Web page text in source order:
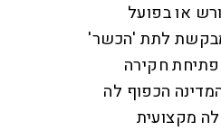
או בפועל
לתת 'הכשר'
חקירה
הכפוף לה
מקצועית